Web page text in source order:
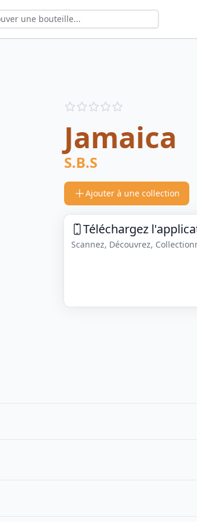
Reviews
Jamaica
S.B.S
Ajouter à une collection
Téléchargez
Scannez, Découvrez,